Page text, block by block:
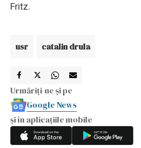
Fritz.
usr catalin drula
Urmăriți-ne și pe
Google News
și în aplicațiile mobile